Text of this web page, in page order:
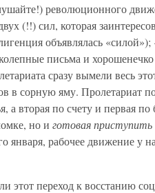
революционного
(!!) сил, которая
объявлялась
письма и
сразу вымели весь
в сорную яму. Пролетариат
а вторая по счету и первая
но и готовая
января, рабочее движение у
этот переход к восстанию